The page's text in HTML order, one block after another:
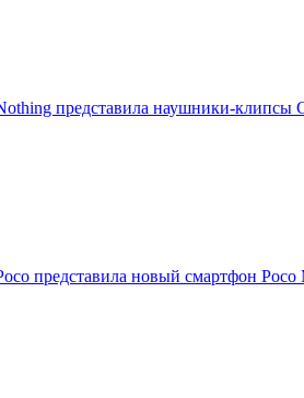
представила наушники-клипсы
представила новый смартфон